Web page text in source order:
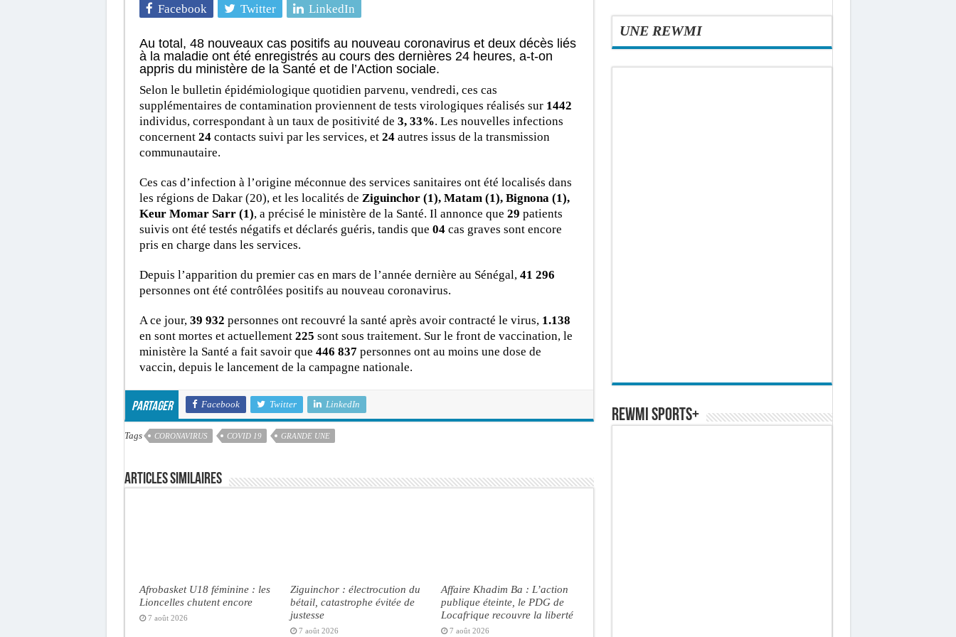
Facebook Twitter LinkedIn
Au total, 48 nouveaux cas positifs au nouveau coronavirus et deux décès liés
à la maladie ont été enregistrés au cours des dernières 24 heures, a-t-on
appris du ministère de la Santé et de l’Action sociale.
Selon le bulletin épidémiologique quotidien parvenu, vendredi, ces cas
supplémentaires de contamination proviennent de tests virologiques réalisés sur 1442
individus, correspondant à un taux de positivité de 3, 33%. Les nouvelles infections
concernent 24contacts suivi par les services, et 24autres issus de la transmission
communautaire.
Ces cas d’infection à l’origine méconnue des services sanitaires ont été localisés dans
les régions de Dakar (20), et les localités de Ziguinchor (1), Matam (1), Bignona (1),
Keur Momar Sarr (1), a précisé le ministère de la Santé. Il annonce que 29 patients
suivis ont été testés négatifs et déclarés guéris, tandis que 04cas graves sont encore
pris en charge dans les services.
Depuis l’apparition du premier cas en mars de l’année dernière au Sénégal, 41 296
personnes ont été contrôlées positifs au nouveau coronavirus.
A ce jour, 39 932 personnes ont recouvré la santé après avoir contracté le virus, 1.138
en sont mortes et actuellement225 sont sous traitement. Sur le front de vaccination, le
ministère la Santé a fait savoir que 446 837 personnes ont au moins une dose de
vaccin, depuis le lancement de la campagne nationale.
Partager Facebook Twitter LinkedIn
Tags CORONAVIRUS COVID 19 GRANDE UNE
Articles similaires
Afrobasket U18 féminine : les
Lioncelles chutent encore
7 août 2026
Ziguinchor : électrocution du
bétail, catastrophe évitée de
justesse
7 août 2026
Affaire Khadim Ba : L’action
publique éteinte, le PDG de
Locafrique recouvre la liberté
7 août 2026
UNE REWMI
REWMI SPORTS+